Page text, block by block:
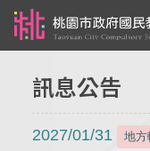
訊息公告
2027/01/31 地方